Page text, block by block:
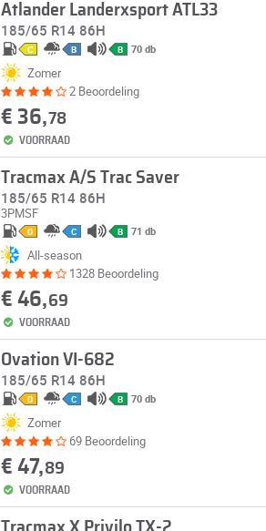
Atlander Landerxsport ATL33
185/65 R14 86H
C B B 70 db
Zomer
2 Beoordeling
€ 36,78
VOORRAAD
Tracmax A/S Trac Saver
185/65 R14 86H
3PMSF
D C B 71 db
All-season
1328 Beoordeling
€ 46,69
VOORRAAD
Ovation VI-682
185/65 R14 86H
D C B 70 db
Zomer
69 Beoordeling
€ 47,89
VOORRAAD
Tracmax X Privilo TX-2